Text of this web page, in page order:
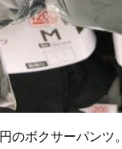
のボクサーパンツ。